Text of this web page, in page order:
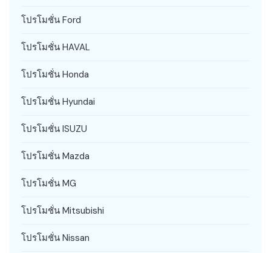
โปรโมชั่น Ford
โปรโมชั่น HAVAL
โปรโมชั่น Honda
โปรโมชั่น Hyundai
โปรโมชั่น ISUZU
โปรโมชั่น Mazda
โปรโมชั่น MG
โปรโมชั่น Mitsubishi
โปรโมชั่น Nissan